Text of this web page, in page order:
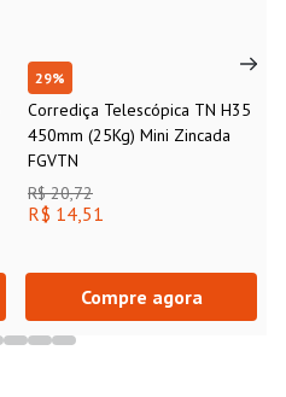
29%
Corrediça Telescópica TN H35
450mm (25Kg) Mini Zincada
FGVTN
R$ 20,72
R$ 14,51
Compre agora